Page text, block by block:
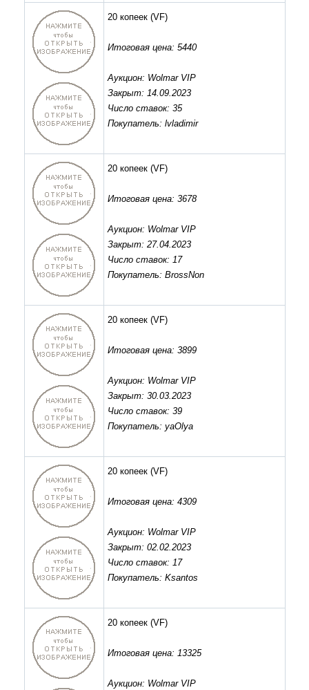
20 копеек(VF)
Итоговая цена: 5440
Аукцион: Wolmar VIP
Закрыт: 14.09.2023
Число ставок: 35
Покупатель: lvladimir
20 копеек(VF)
Итоговая цена: 3678
Аукцион: Wolmar VIP
Закрыт: 27.04.2023
Число ставок: 17
Покупатель: BrossNon
20 копеек(VF)
Итоговая цена: 3899
Аукцион: Wolmar VIP
Закрыт: 30.03.2023
Число ставок: 39
Покупатель: yaOlya
20 копеек(VF)
Итоговая цена: 4309
Аукцион: Wolmar VIP
Закрыт: 02.02.2023
Число ставок: 17
Покупатель: Ksantos
20 копеек(VF)
Итоговая цена: 13325
Аукцион: Wolmar VIP